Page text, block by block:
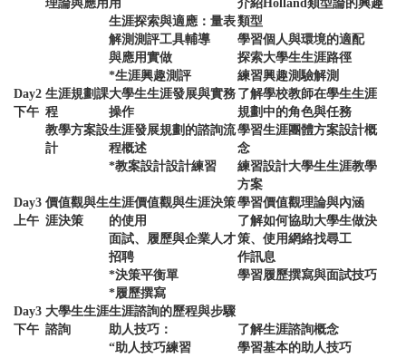
理論與應用 用
生涯探索與適應：量表
解測測評工具輔導
與應用實做
*生涯興趣測評
介紹Holland類型論的興趣
類型
學習個人與環境的適配
探索大學生生涯路徑
練習興趣測驗解測
Day2
下午
生涯規劃課
程
教學方案設
計
大學生生涯發展與實務
操作
生涯發展規劃的諮詢流
程概述
*教案設計設計練習
了解學校教師在學生生涯
規劃中的角色與任務
學習生涯團體方案設計概
念
練習設計大學生生涯教學
方案
Day3
上午
價值觀與生
涯決策
生涯價值觀與生涯決策
的使用
面試、履歷與企業人才
招聘
*決策平衡單
*履歷撰寫
學習價值觀理論與內涵
了解如何協助大學生做決
策、使用網絡找尋工
作訊息
學習履歷撰寫與面試技巧
Day3
下午
大學生生涯
諮詢
生涯諮詢的歷程與步驟
助人技巧：
“助人技巧練習
了解生涯諮詢概念
學習基本的助人技巧